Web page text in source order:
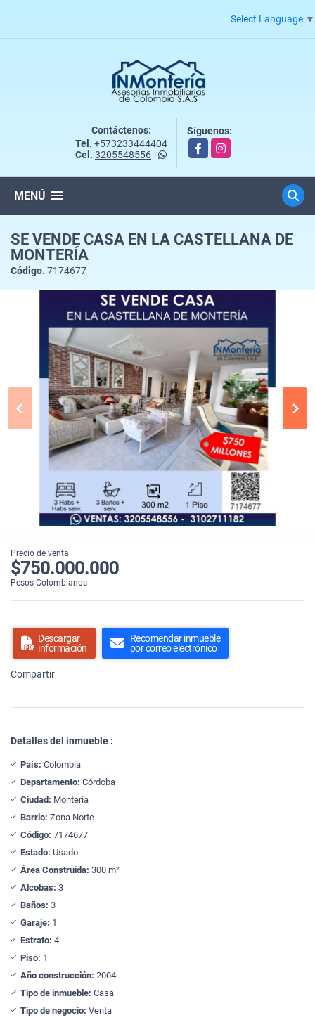
Select Language ▼
Contáctenos:
Tel. +573233444404
Cel. 3205548556-
Síguenos:
FacebookInstagram
MENÚ
SE VENDE CASA EN LA CASTELLANA DE
MONTERÍA
Código. 7174677
Precio de venta
$750.000.000
Pesos Colombianos
Descargar
información
Recomendar inmueble
por correo electrónico
Compartir
Detalles del inmueble :
País: Colombia
Departamento: Córdoba
Ciudad: Montería
Barrio: Zona Norte
Código: 7174677
Estado: Usado
Área Construida: 300 m²
Alcobas: 3
Baños: 3
Garaje: 1
Estrato: 4
Piso: 1
Año construcción: 2004
Tipo de inmueble: Casa
Tipo de negocio: Venta